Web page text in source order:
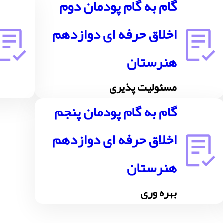
گام به گام پودمان دوم
اخلاق حرفه ای دوازدهم
هنرستان
مسئولیت پذیری
گام به گام پودمان پنجم
اخلاق حرفه ای دوازدهم
هنرستان
بهره وری